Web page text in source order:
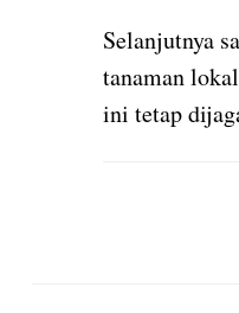
Selanjutnya
tanaman
ini tetap